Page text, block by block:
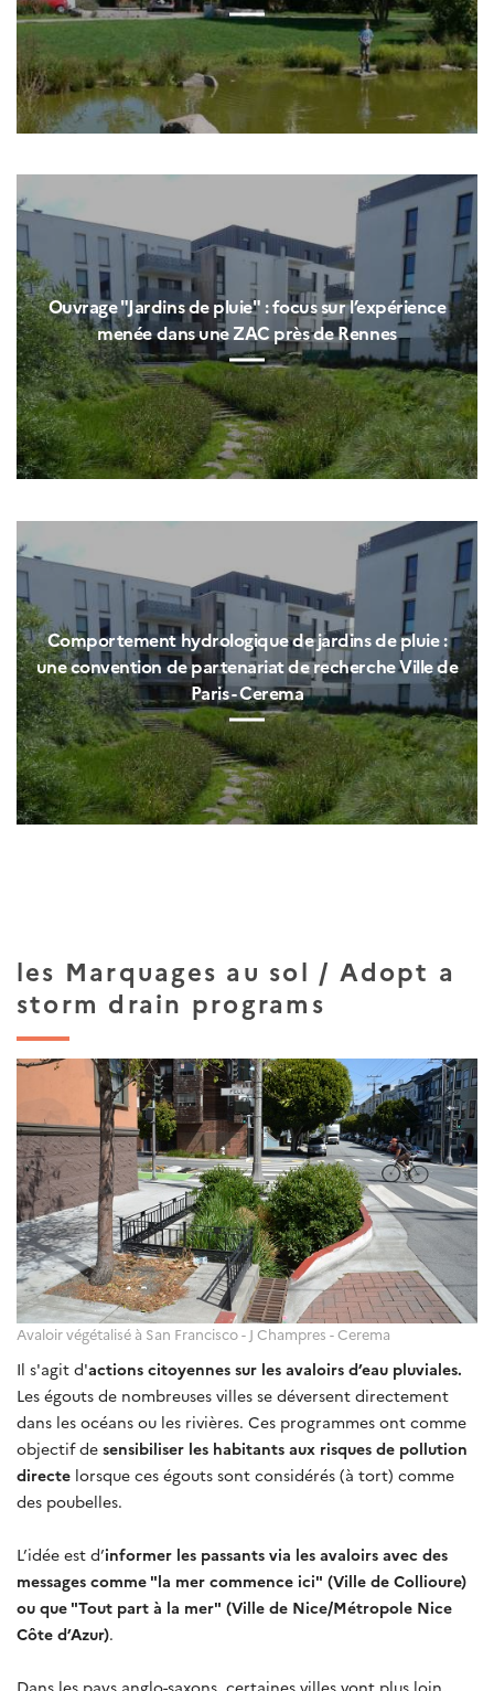
Ouvrage "Jardins de pluie" : focus sur l’expérience
menée dans une ZAC près de Rennes
Comportement hydrologique de jardins de pluie :
une convention de partenariat de recherche Ville de
Paris - Cerema
les Marquages au sol / Adopt a
storm drain programs
Avaloir végétalisé à San Francisco - J Champres - Cerema
Il s'agit d'actions citoyennes sur les avaloirs d’eau pluviales.
Les égouts de nombreuses villes se déversent directement
dans les océans ou les rivières. Ces programmes ont comme
objectif de sensibiliser les habitants aux risques de pollution
directe lorsque ces égouts sont considérés (à tort) comme
des poubelles.
L’idée est d’informer les passants via les avaloirs avec des
messages comme "la mer commence ici" (Ville de Collioure)
ou que "Tout part à la mer" (Ville de Nice/Métropole Nice
Côte d’Azur).
Dans les pays anglo-saxons, certaines villes vont plus loin,